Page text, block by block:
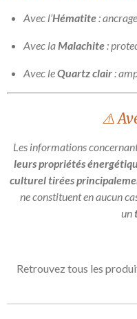
Avec l’Hématite:
Avec laMalachite:
Avec leQuartz clair:
⚠️
Les informations
leurs propriétés
culturel tirées
ne constituent en aucun
un
Retrouvez tous les